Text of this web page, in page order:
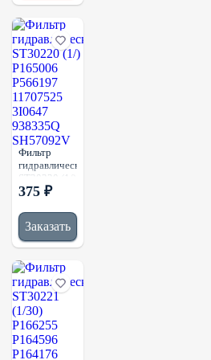
TRX15503601
Фильтр
гидравлический
ST30220 (1/)
P165006
11707525
3I0647
938335Q
375 ₽
Заказать